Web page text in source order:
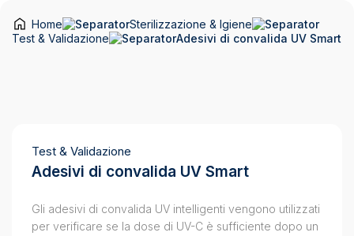
Home
Sterilizzazione & Igiene
Test & Validazione
Adesivi di convalida UV Smart
Test & Validazione
Adesivi di convalida UV Smart
Gli adesivi di convalida UV intelligenti vengono utilizzati
per verificare se la dose di UV-C è sufficiente dopo un